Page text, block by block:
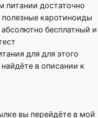
питании достаточно
каротиноиды
бесплатный и
для для этого
в описании к
вы перейдёте в мой